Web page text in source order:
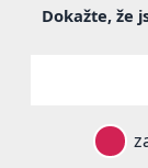
Dokažte, že